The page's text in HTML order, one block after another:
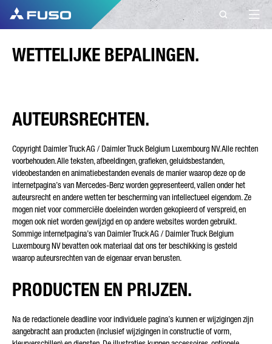
CONTACT
Heeft u vragen?
Stuur ons uw vraag via dit contactformulier.
VOORNAAM*
ACHTERNAAM*
WETTELIJKE BEPALINGEN.
AUTEURSRECHTEN.
Copyright Daimler Truck AG / Daimler Truck Belgium Luxembourg NV. Alle rechten
voorbehouden. Alle teksten, afbeeldingen, grafieken, geluidsbestanden,
videobestanden en animatiebestanden evenals de manier waarop deze op de
internetpagina’s van Mercedes-Benz worden gepresenteerd, vallen onder het
auteursrecht en andere wetten ter bescherming van intellectueel eigendom. Ze
mogen niet voor commerciële doeleinden worden gekopieerd of verspreid, en
mogen ook niet worden gewijzigd en op andere websites worden gebruikt.
Sommige internetpagina’s van Daimler Truck AG / Daimler Truck Belgium
Luxembourg NV bevatten ook materiaal dat ons ter beschikking is gesteld
waarop auteursrechten van de eigenaar ervan berusten.
PRODUCTEN EN PRIJZEN.
Na de redactionele deadline voor individuele pagina’s kunnen er wijzigingen zijn
aangebracht aan producten (inclusief wijzigingen in constructie of vorm,